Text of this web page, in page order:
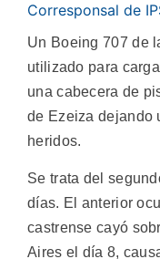
Corresponsal de
Un Boeing 707 de
utilizado para
una cabecera de
de Ezeiza dejando
heridos.
Se trata del
días. El anterior
castrense cayó
Aires el día 8,